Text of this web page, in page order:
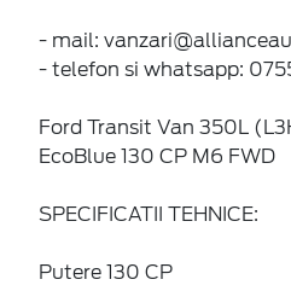
- mail:
- telefon si whatsapp:
Ford Transit Van 350L
EcoBlue 130 CP M6 FWD
SPECIFICATII TEHNICE:
Putere 130 CP